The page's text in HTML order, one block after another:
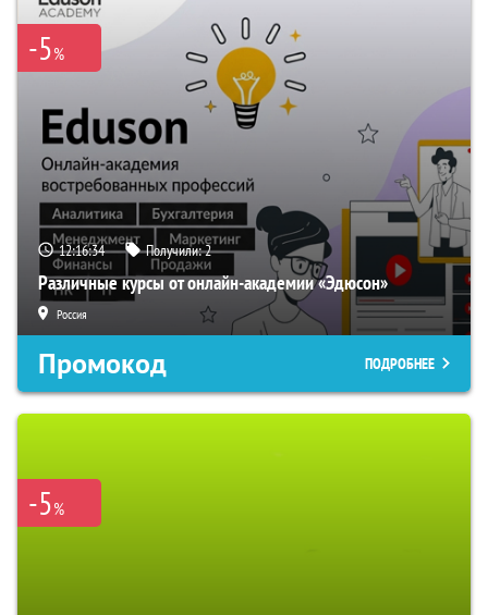
-5%
12:16:33 Получили:2
Различные курсы от онлайн-академии «Эдюсон»
Россия
Промокод ПОДРОБНЕЕ
-5%